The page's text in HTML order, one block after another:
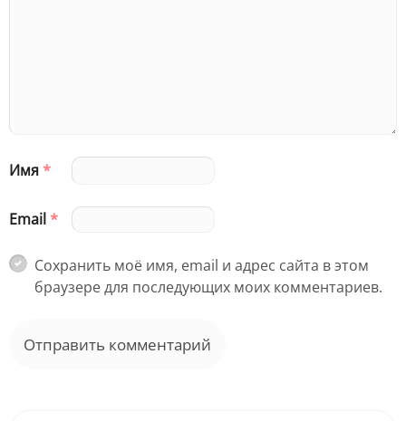
Имя*
Email*
Сохранить моё имя, email и адрес сайта в этом
браузере для последующих моих комментариев.